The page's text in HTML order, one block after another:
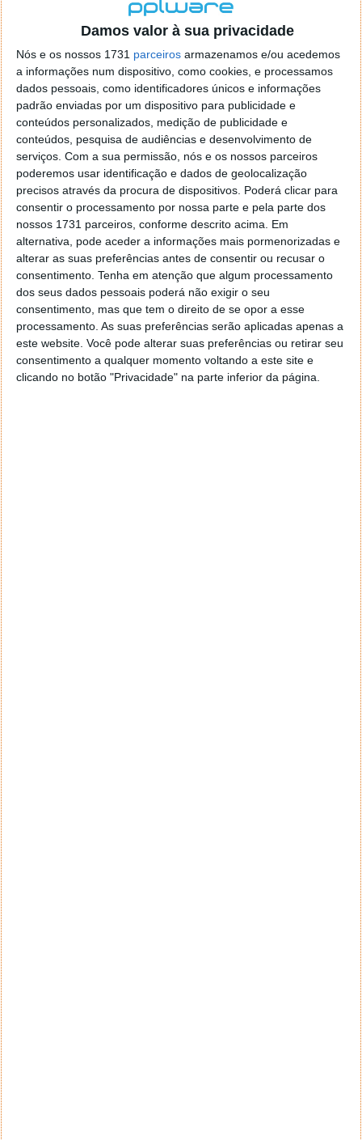
Damos valor à sua privacidade
Nós e os nossos 1731 parceiros armazenamos e/ou acedemos
a informações num dispositivo, como cookies, e processamos
dados pessoais, como identificadores únicos e informações
padrão enviadas por um dispositivo para publicidade e
conteúdos personalizados, medição de publicidade e
conteúdos, pesquisa de audiências e desenvolvimento de
serviços. Com a sua permissão, nós e os nossos parceiros
poderemos usar identificação e dados de geolocalização
precisos através da procura de dispositivos. Poderá clicar para
consentir o processamento por nossa parte e pela parte dos
nossos 1731 parceiros, conforme descrito acima. Em
alternativa, pode aceder a informações mais pormenorizadas e
alterar as suas preferências antes de consentir ou recusar o
consentimento. Tenha em atenção que algum processamento
dos seus dados pessoais poderá não exigir o seu
consentimento, mas que tem o direito de se opor a esse
processamento. As suas preferências serão aplicadas apenas a
este website. Você pode alterar suas preferências ou retirar seu
consentimento a qualquer momento voltando a este site e
clicando no botão "Privacidade" na parte inferior da página.
O facto de a Tokyo Electron estar no centro
deste incidente é um infortúnio.
Comentou Atsushi Osanai, professor da Universidade
de Waseda (Japão). No entanto, não é a única
japonesa ligada ao caso.
Japoneses poderão estar envolvidos na alta
espionagem industrial